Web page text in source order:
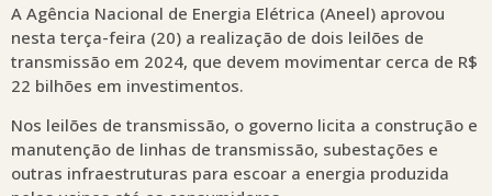
A Agência Nacional de Energia Elétrica (Aneel) aprovou
nesta terça-feira (20) a realização de dois leilões de
transmissão em 2024, que devem movimentar cerca de R$
22 bilhões em investimentos.
Nos leilões de transmissão, o governo licita a construção e
manutenção de linhas de transmissão, subestações e
outras infraestruturas para escoar a energia produzida